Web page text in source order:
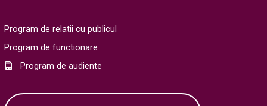
Program de relatii cu publicul
Program de functionare
Program de audiente